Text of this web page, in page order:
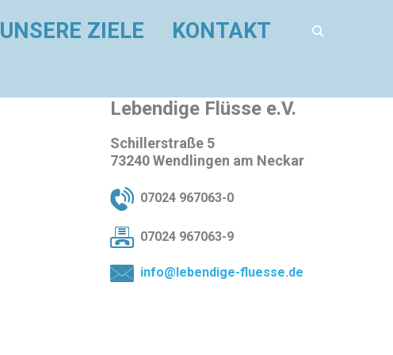
UNSERE ZIELE KONTAKT
Lebendige Flüsse e.V.
Schillerstraße 5
73240 Wendlingen am Neckar
07024 967063-0
07024 967063-9
info@lebendige-fluesse.de